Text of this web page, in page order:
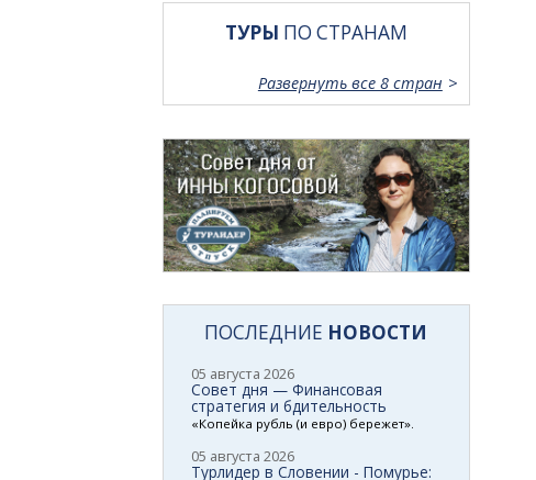
ТУРЫ ПО СТРАНАМ
Развернуть все 8 стран
ПОСЛЕДНИЕ НОВОСТИ
05 августа 2026
Совет дня — Финансовая
стратегия и бдительность
«Копейка рубль (и евро) бережет».
05 августа 2026
Турлидер в Словении - Помурье: